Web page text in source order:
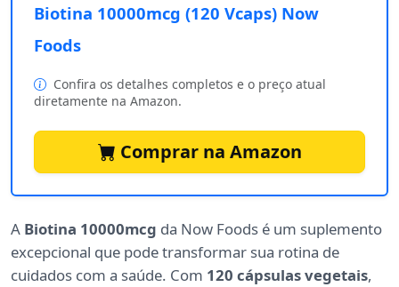
Biotina 10000mcg (120 Vcaps) Now
Foods
Confira os detalhes completos e o preço atual
diretamente na Amazon.
Comprar na Amazon
A Biotina 10000mcg da Now Foods é um suplemento
excepcional que pode transformar sua rotina de
cuidados com a saúde. Com 120 cápsulas vegetais,